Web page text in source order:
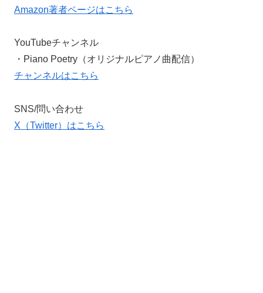
Amazon著者ページはこちら
YouTubeチャンネル
・Piano Poetry（オリジナルピアノ曲配信）
チャンネルはこちら
SNS/問い合わせ
X（Twitter）はこちら